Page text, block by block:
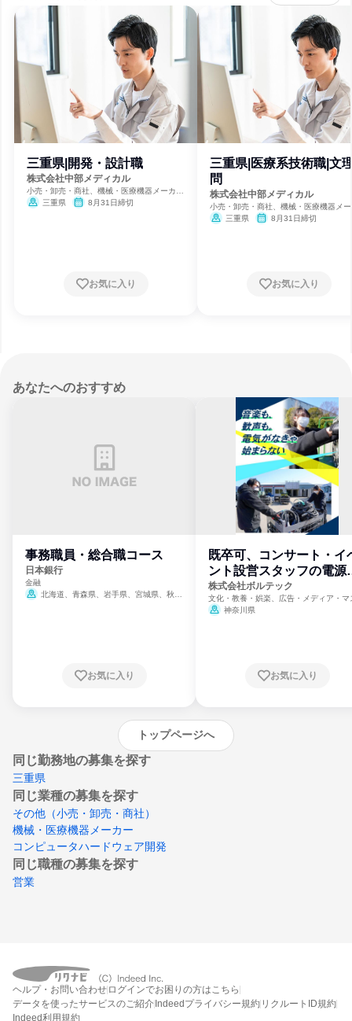
三重県|開発・設計職
株式会社中部メディカル
小売・卸売・商社、機械・医療機器メーカ
ー、コンピュータハードウェア開発
三重県 8月31日締切
お気に入り
三重県|医療系技術職|文
問
株式会社中部メディカル
小売・卸売・商社、機械・医療機器メ
ー、コンピュータハードウェア開発
三重県 8月31日締切
お気に入り
あなたへのおすすめ
事務職員・総合職コース
日本銀行
金融
北海道、青森県、岩手県、宮城県、秋田
崎県、熊本県、大分県、宮崎県、鹿児島県、
お気に入り
既卒可、コンサート・イ
ント設営スタッフの電源
門
株式会社ボルテック
文化・教養・娯楽、広告・メディア・マ
ミ、電力・ガス・水道・エネルギー
神奈川県
お気に入り
トップページへ
同じ勤務地の募集を探す
三重県
同じ業種の募集を探す
その他（小売・卸売・商社）
機械・医療機器メーカー
コンピュータハードウェア開発
同じ職種の募集を探す
営業
ヘルプ・お問い合わせ ログインでお困りの方はこちら
データを使ったサービスのご紹介Indeedプライバシー規約 リクルートID規約
Indeed利用規約